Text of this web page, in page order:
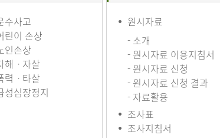
수사고
린이 손상
인손상
해ㆍ자살
력ㆍ타살
성심장정지
원시자료
- 소개
- 원시자료 이용지침서
- 원시자료 신청
- 원시자료 신청 결과
- 자료활용
조사표
조사지침서